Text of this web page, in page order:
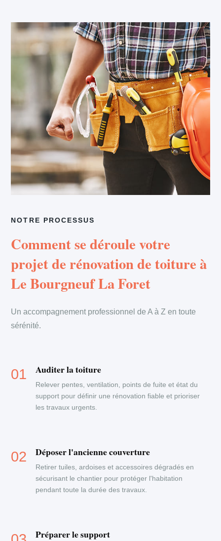
NOTRE PROCESSUS
Comment se déroule votre
projet de rénovation de toiture à
Le Bourgneuf La Foret
Un accompagnement professionnel de A à Z en toute
sérénité.
Auditer la toiture
Relever pentes, ventilation, points de fuite et état du
support pour définir une rénovation fiable et prioriser
les travaux urgents.
Déposer l'ancienne couverture
Retirer tuiles, ardoises et accessoires dégradés en
sécurisant le chantier pour protéger l'habitation
pendant toute la durée des travaux.
Préparer le support